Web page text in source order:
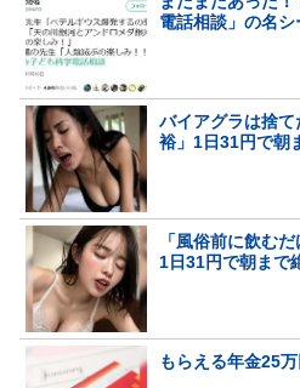
電話相談」の名
バイアグラは捨
裕」1日31円で朝
「風俗前に飲む
1日31円で朝まで
もらえる年金25